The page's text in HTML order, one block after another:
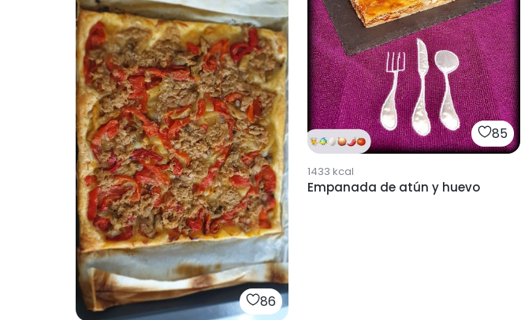
86
85
1433 kcal
Empanada de atún y huevo